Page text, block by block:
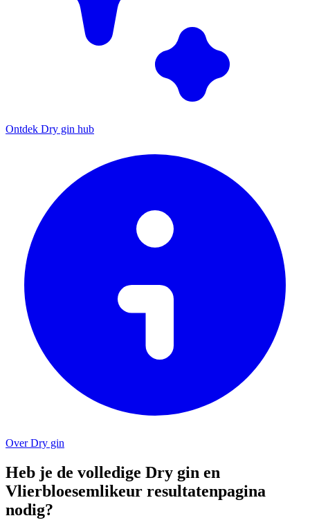
Ontdek Dry gin hub
Over Dry gin
Heb je de volledige Dry gin en
Vlierbloesemlikeur resultatenpagina
nodig?